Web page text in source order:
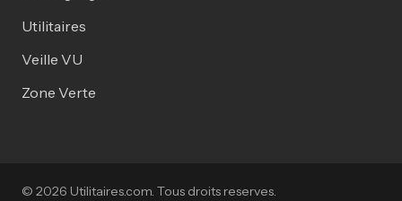
Utilitaires
Veille VU
Zone Verte
© 2026 Utilitaires.com. Tous droits reserves.